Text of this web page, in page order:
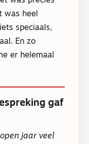
was heel
speciaals,
En zo
er helemaal
gaf
jaar veel